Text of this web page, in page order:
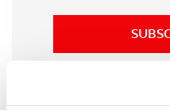
motorizações estão